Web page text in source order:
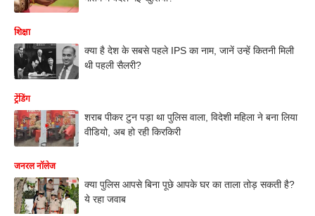
शिक्षा
क्या है देश के सबसे पहले IPS का नाम, जानें उन्हें कितनी मिली
थी पहली सैलरी?
ट्रेंडिंग
शराब पीकर टुन पड़ा था पुलिस वाला, विदेशी महिला ने बना लिया
वीडियो, अब हो रही किरकिरी
जनरल नॉलेज
क्या पुलिस आपसे बिना पूछे आपके घर का ताला तोड़ सकती है?
ये रहा जवाब